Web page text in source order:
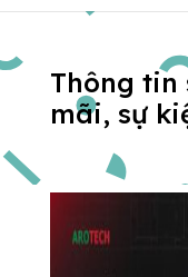
Thông tin
mãi, sự